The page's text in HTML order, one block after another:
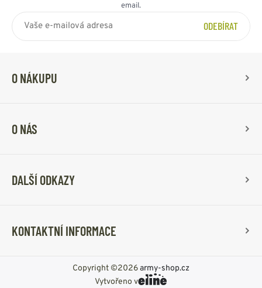
email.
ODEBÍRAT
O NÁKUPU
O NÁS
DALŠÍ ODKAZY
KONTAKTNÍ INFORMACE
Copyright ©2026army-shop.cz
Vytvořeno v